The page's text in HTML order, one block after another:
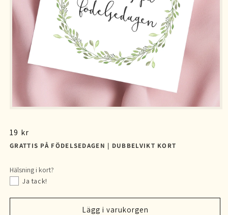
Ordinarie
pris
19 kr
GRATTIS PÅ FÖDELSEDAGEN | DUBBELVIKT KORT
Hälsning i kort?
Ja tack!
Lägg i varukorgen